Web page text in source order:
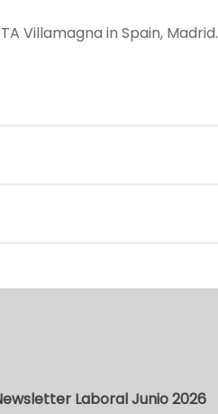
Villamagna in Spain, Madrid.
Laboral Junio 2026